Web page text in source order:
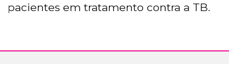
pacientes em tratamento contra a TB.